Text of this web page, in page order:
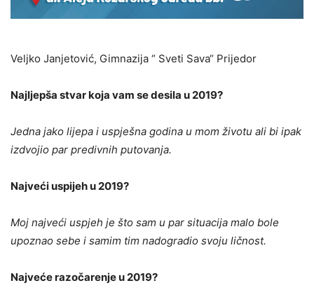
Veljko Janjetović, Gimnazija “ Sveti Sava“ Prijedor
Najljepša stvar koja vam se desila u 2019?
Jedna jako lijepa i uspješna godina u mom životu ali bi ipak
izdvojio par predivnih putovanja.
Najveći uspijeh u 2019?
Moj najveći uspjeh je što sam u par situacija malo bole
upoznao sebe i samim tim nadogradio svoju ličnost.
Najveće razočarenje u 2019?